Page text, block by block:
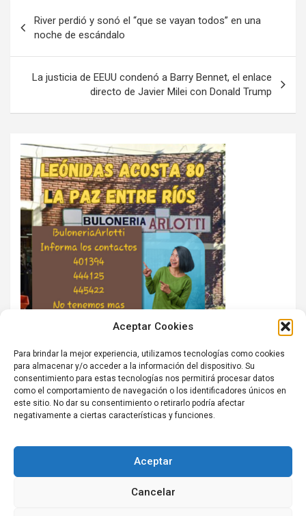
Aceptar Cookies
Para brindar la mejor experiencia, utilizamos tecnologías como cookies
para almacenar y/o acceder a la información del dispositivo. Su
consentimiento para estas tecnologías nos permitirá procesar datos
como el comportamiento de navegación o los identificadores únicos en
este sitio. No dar su consentimiento o retirarlo podría afectar
negativamente a ciertas características y funciones.
Aceptar
Cancelar
de
entradas
River perdió y sonó el “que se vayan todos” en una
noche de escándalo
La justicia de EEUU condenó a Barry Bennet, el enlace
directo de Javier Milei con Donald Trump